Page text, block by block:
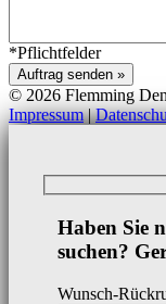
*Pflichtfelder
Auftrag senden »
© 2026 Flemming
Impressum|
Haben Sie
suchen?
Wunsch-